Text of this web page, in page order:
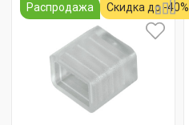
Распродажа Скидка до -40%